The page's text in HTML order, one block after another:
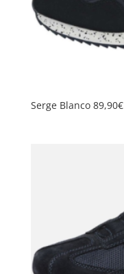
Serge Blanco 89,90€